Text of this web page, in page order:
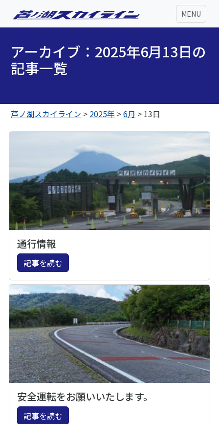
MENU
アーカイブ：2025年6月13日の
記事一覧
芦ノ湖スカイライン > 2025年 >6月 > 13日
通行情報
記事を読む
安全運転をお願いいたします。
記事を読む